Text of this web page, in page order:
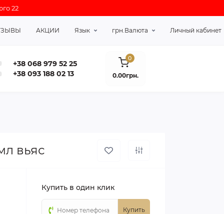
22
АКЦИИ Язык грн.Валюта Личный кабинет
+38 068 979 52 25
+38 093 188 02 13
0
0.00грн.
вьяс
Купить в один клик
Купить